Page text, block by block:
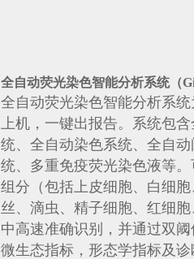
全自动荧光染色智能分析系统（
全自动荧光染色智能分析系
上机，一键出报告。系统包
统、全自动染色系统、全自
统、多重免疫荧光染色液等
组分（包括上皮细胞、白细
丝、滴虫、精子细胞、红细
中高速准确识别，并通过双
微生态指标，形态学指标及